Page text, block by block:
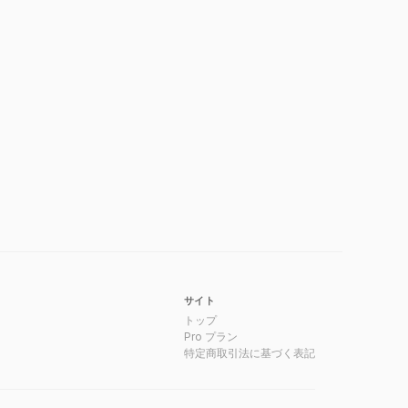
サイト
トップ
Pro プラン
特定商取引法に基づく表記